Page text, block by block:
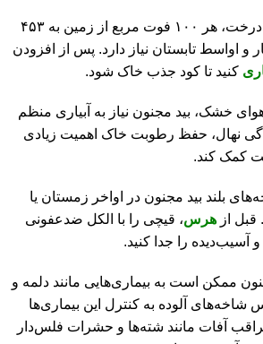
برای تغذیه این درخت، هر ۱۰۰ فوت مربع از زمین به ۴۵۳
و اواسط تابستان نیاز دارد. پس از افزودن
کنید تا کود جذب خاک شود.
خشک، بید مجنون نیاز به آبیاری منظم
نهال، حفظ رطوبت خاک اهمیت زیادی
کمک کند.
بلند بید مجنون در اواخر زمستان یا
از هرس، قیچی را با الکل ضدعفونی
را جدا کنید.
ممکن است به بیماری‌هایی مانند دلمه و
آلوده به کنترل این بیماری‌ها
آفات مانند شته‌ها و حشرات فلس‌دار